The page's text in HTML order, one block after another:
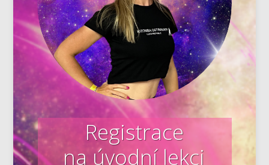
Registrace
na úvodní lekci